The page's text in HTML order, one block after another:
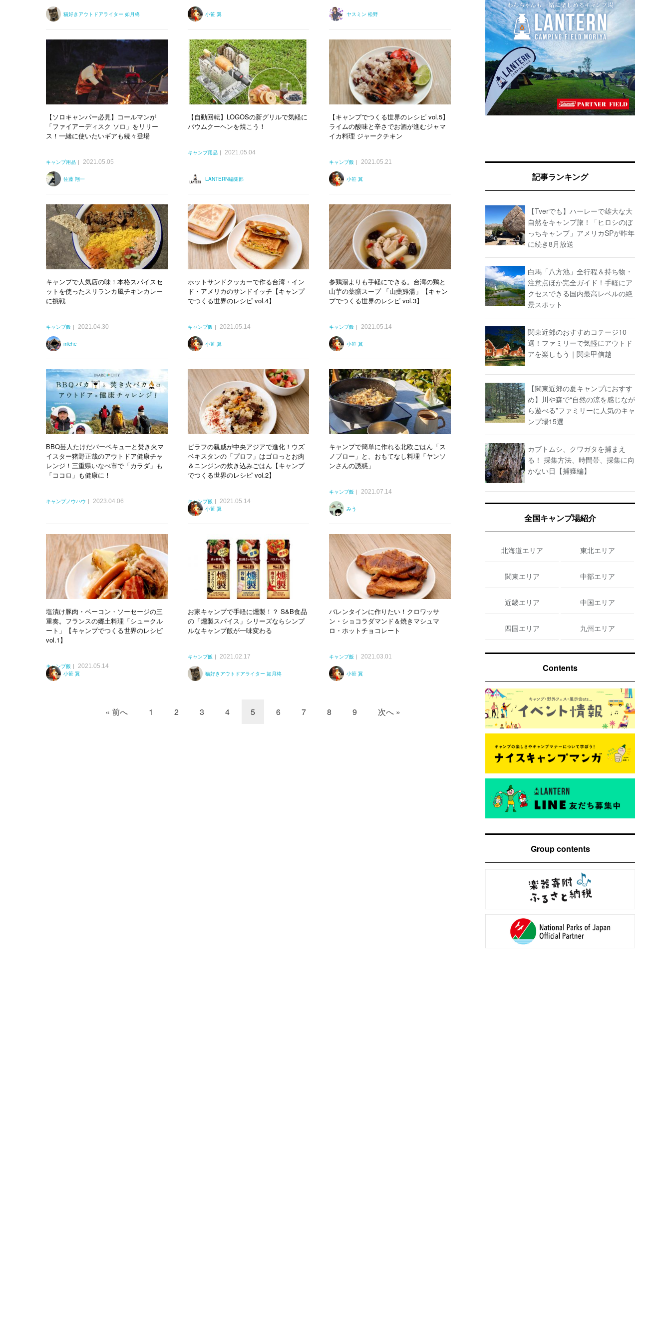
猫好きアウトドアライター 如月柊 小笹 翼 ヤスミン 松野
【ソロキャンパー必見】コールマンが
「ファイアーディスク ソロ」をリリー
ス！一緒に使いたいギアも続々登場
キャンプ用品 2021.05.05
佐藤 翔一
【自動回転】LOGOSの新グリルで気軽に
バウムクーヘンを焼こう！
キャンプ用品 2021.05.04
LANTERN編集部
【キャンプでつくる世界のレシピ vol.5】
ライムの酸味と辛さでお酒が進むジャマ
イカ料理 ジャークチキン
キャンプ飯 2021.05.21
小笹 翼
キャンプで人気店の味！本格スパイスセ
ットを使ったスリランカ風チキンカレー
に挑戦
キャンプ飯 2021.04.30
miche
ホットサンドクッカーで作る台湾・イン
ド・アメリカのサンドイッチ【キャンプ
でつくる世界のレシピ vol.4】
キャンプ飯 2021.05.14
小笹 翼
参鶏湯よりも手軽にできる。台湾の鶏と
山芋の薬膳スープ 「山藥雞湯」【キャン
プでつくる世界のレシピ vol.3】
キャンプ飯 2021.05.14
小笹 翼
BBQ芸人たけだバーベキューと焚き火マ
イスター猪野正哉のアウトドア健康チャ
レンジ！三重県いなべ市で「カラダ」も
「ココロ」も健康に！
キャンプノウハウ 2023.04.06
ピラフの親戚が中央アジアで進化！ウズ
ベキスタンの「プロフ」はゴロっとお肉
＆ニンジンの炊き込みごはん【キャンプ
でつくる世界のレシピ vol.2】
キャンプ飯
2021.05.14
小笹 翼
キャンプで簡単に作れる北欧ごはん「ス
ノブロー」と、おもてなし料理「ヤンソ
ンさんの誘惑」
キャンプ飯 2021.07.14
みう
塩漬け豚肉・ベーコン・ソーセージの三
重奏。フランスの郷土料理「シュークル
ート」【キャンプでつくる世界のレシピ
vol.1】
キャンプ飯
2021.05.14
小笹 翼
お家キャンプで手軽に燻製！？ S&B食品
の「燻製スパイス」シリーズならシンプ
ルなキャンプ飯が一味変わる
キャンプ飯 2021.02.17
猫好きアウトドアライター 如月柊
バレンタインに作りたい！クロワッサ
ン・ショコラダマンド＆焼きマシュマ
ロ・ホットチョコレート
キャンプ飯 2021.03.01
小笹 翼
« 前へ 1 2 3 4 5 6 7 8 9 次へ »
記事ランキング
【Tverでも】ハーレーで雄大な大
自然をキャンプ旅！「ヒロシのぼ
っちキャンプ」アメリカSPが昨年
に続き8月放送
白馬「八方池」全行程＆持ち物・
注意点ほか完全ガイド！手軽にア
クセスできる国内最高レベルの絶
景スポット
関東近郊のおすすめコテージ10
選！ファミリーで気軽にアウトド
アを楽しもう｜関東甲信越
【関東近郊の夏キャンプにおすす
め】川や森で“自然の涼を感じなが
ら遊べる”ファミリーに人気のキャ
ンプ場15選
カブトムシ、クワガタを捕まえ
る！ 採集方法、時間帯、採集に向
かない日【捕獲編】
全国キャンプ場紹介
北海道エリア 東北エリア
関東エリア 中部エリア
近畿エリア 中国エリア
四国エリア 九州エリア
Contents
Group contents